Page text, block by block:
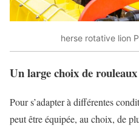
herse rotative lion
Un large choix de
Pour s’adapter à différentes
peut être équipée, au choix, de